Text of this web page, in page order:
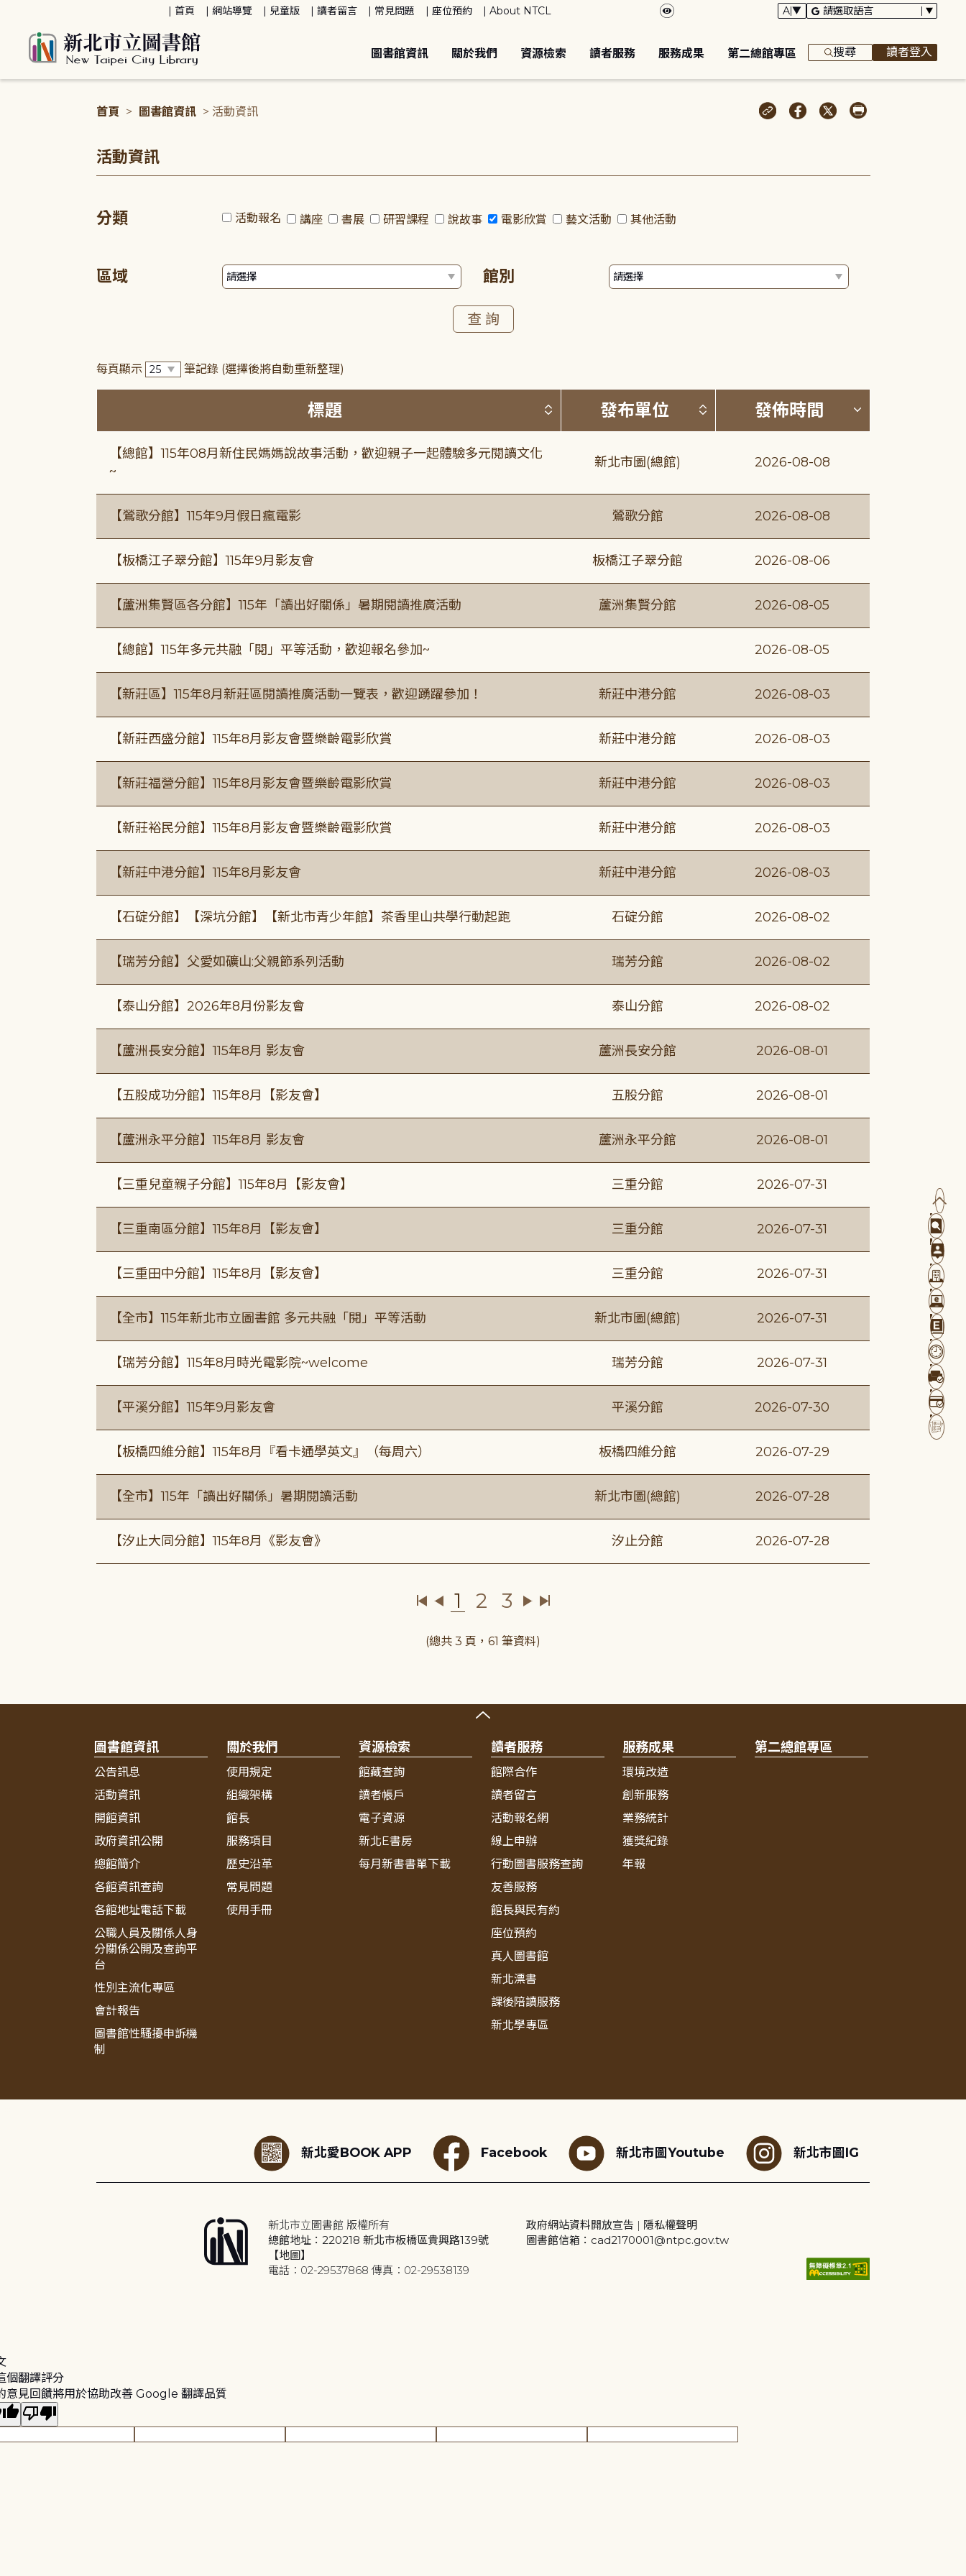
首頁 網站導覽 兒童版 讀者留言 常見問題 座位預約 About NTCL
圖書館資訊 關於我們 資源檢索 讀者服務 服務成果 第二總館專區 搜尋 讀者登入
首頁 > 圖書館資訊 > 活動資訊
活動資訊
分類 活動報名 講座 書展 研習課程 說故事 電影欣賞 藝文活動 其他活動
區域 館別
每頁顯示 筆記錄 (選擇後將自動重新整理)
標題 按標題排序 (升降冪)
發布單位 按發布單位排序 (升降冪)
發佈時間 按發佈時間
【總館】115年08月新住民媽媽說故事活動，歡迎親子一起體驗多元閱讀文化
~
新北市圖(總館) 2026-08-08
【鶯歌分館】115年9月假日瘋電影 鶯歌分館 2026-08-08
【板橋江子翠分館】115年9月影友會 板橋江子翠分館 2026-08-06
【蘆洲集賢區各分館】115年「讀出好關係」暑期閱讀推廣活動 蘆洲集賢分館 2026-08-05
【總館】115年多元共融「閱」平等活動，歡迎報名參加~ 2026-08-05
【新莊區】115年8月新莊區閱讀推廣活動一覽表，歡迎踴躍參加！ 新莊中港分館 2026-08-03
【新莊西盛分館】115年8月影友會暨樂齡電影欣賞 新莊中港分館 2026-08-03
【新莊福營分館】115年8月影友會暨樂齡電影欣賞 新莊中港分館 2026-08-03
【新莊裕民分館】115年8月影友會暨樂齡電影欣賞 新莊中港分館 2026-08-03
【新莊中港分館】115年8月影友會 新莊中港分館 2026-08-03
【石碇分館】【深坑分館】【新北市青少年館】茶香里山共學行動起跑 石碇分館 2026-08-02
【瑞芳分館】父愛如礦山:父親節系列活動 瑞芳分館 2026-08-02
【泰山分館】2026年8月份影友會 泰山分館 2026-08-02
【蘆洲長安分館】115年8月 影友會 蘆洲長安分館 2026-08-01
【五股成功分館】115年8月【影友會】 五股分館 2026-08-01
【蘆洲永平分館】115年8月 影友會 蘆洲永平分館 2026-08-01
【三重兒童親子分館】115年8月【影友會】 三重分館 2026-07-31
【三重南區分館】115年8月【影友會】 三重分館 2026-07-31
【三重田中分館】115年8月【影友會】 三重分館 2026-07-31
【全市】115年新北市立圖書館 多元共融「閱」平等活動 新北市圖(總館) 2026-07-31
【瑞芳分館】115年8月時光電影院~welcome 瑞芳分館 2026-07-31
【平溪分館】115年9月影友會 平溪分館 2026-07-30
【板橋四維分館】115年8月『看卡通學英文』（每周六） 板橋四維分館 2026-07-29
【全市】115年「讀出好關係」暑期閱讀活動 新北市圖(總館) 2026-07-28
【汐止大同分館】115年8月《影友會》 汐止分館 2026-07-28
1 2 3
(總共 3 頁，61 筆資料)
圖書館資訊
公告訊息
活動資訊
開館資訊
政府資訊公開
總館簡介
各館資訊查詢
各館地址電話下載
公職人員及關係人身
分關係公開及查詢平
台
性別主流化專區
會計報告
圖書館性騷擾申訴機
制
關於我們
使用規定
組織架構
館長
服務項目
歷史沿革
常見問題
使用手冊
資源檢索
館藏查詢
讀者帳戶
電子資源
新北E書房
每月新書書單下載
讀者服務
館際合作
讀者留言
活動報名網
線上申辦
行動圖書服務查詢
友善服務
館長與民有約
座位預約
真人圖書館
新北漂書
課後陪讀服務
新北學專區
服務成果
環境改造
創新服務
業務統計
獲獎紀錄
年報
第二總館專區
新北愛BOOK APP Facebook 新北市圖Youtube 新北市圖IG
新北市立圖書館 版權所有
總館地址：220218 新北市板橋區貴興路139號
【地圖】
電話：02-29537868 傳真：02-29538139
政府網站資料開放宣告 | 隱私權聲明
圖書館信箱：cad2170001@ntpc.gov.tw
個翻譯評分
意見回饋將用於協助改善 Google 翻譯品質